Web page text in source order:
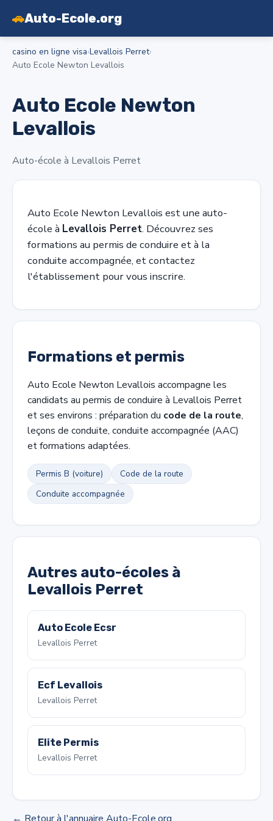
🚗Auto-Ecole.org
casino en ligne visa›Levallois Perret›
Auto Ecole Newton Levallois
Auto Ecole Newton
Levallois
Auto-école à Levallois Perret
Auto Ecole Newton Levallois est une auto-
école à Levallois Perret. Découvrez ses
formations au permis de conduire et à la
conduite accompagnée, et contactez
l'établissement pour vous inscrire.
Formations et permis
Auto Ecole Newton Levallois accompagne les
candidats au permis de conduire à Levallois Perret
et ses environs : préparation du code de la route,
leçons de conduite, conduite accompagnée (AAC)
et formations adaptées.
Permis B (voiture)
Code de la route
Conduite accompagnée
Autres auto-écoles à
Levallois Perret
Auto Ecole Ecsr
Levallois Perret
Ecf Levallois
Levallois Perret
Elite Permis
Levallois Perret